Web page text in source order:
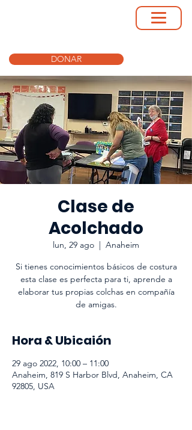
DONAR
Clase de
Acolchado
lun, 29 ago
  |
Anaheim
Si tienes conocimientos básicos de costura
esta clase es perfecta para ti, aprende a
elaborar tus propias colchas en compañía
de amigas.
Hora & Ubicaión
29 ago 2022, 10:00 – 11:00
Anaheim, 819 S Harbor Blvd, Anaheim, CA
92805, USA